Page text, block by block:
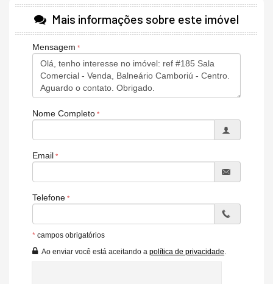
Mais informações sobre este imóvel
Mensagem
Nome Completo
Email
Telefone
* campos obrigatórios
Ao enviar você está aceitando a política de privacidade